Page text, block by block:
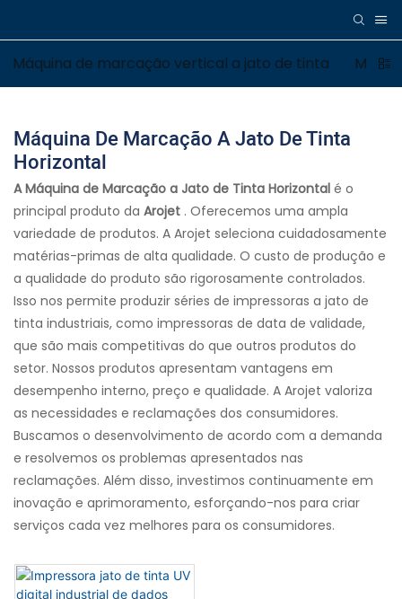
Máquina de marcação vertical a jato de tinta
Máquina De Marcação A Jato De Tinta
Horizontal
A Máquina de Marcação a Jato de Tinta Horizontal é o
principal produto da Arojet . Oferecemos uma ampla
variedade de produtos. A Arojet seleciona cuidadosamente
matérias-primas de alta qualidade. O custo de produção e
a qualidade do produto são rigorosamente controlados.
Isso nos permite produzir séries de impressoras a jato de
tinta industriais, como impressoras de data de validade,
que são mais competitivas do que outros produtos do
setor. Nossos produtos apresentam vantagens em
desempenho interno, preço e qualidade. A Arojet valoriza
as necessidades e reclamações dos consumidores.
Buscamos o desenvolvimento de acordo com a demanda
e resolvemos os problemas apresentados nas
reclamações. Além disso, investimos continuamente em
inovação e aprimoramento, esforçando-nos para criar
serviços cada vez melhores para os consumidores.